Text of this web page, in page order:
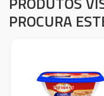
PROCURA